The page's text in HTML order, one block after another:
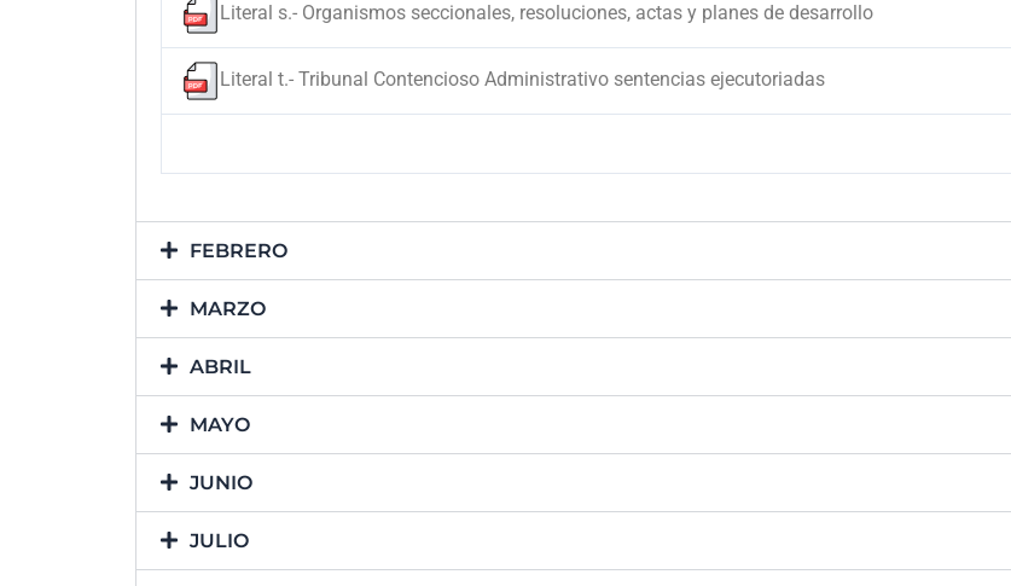
Literal s.- Organismos seccionales, resoluciones, actas y planes de desarrollo
Literal t.- Tribunal Contencioso Administrativo sentencias ejecutoriadas
FEBRERO
MARZO
ABRIL
MAYO
JUNIO
JULIO